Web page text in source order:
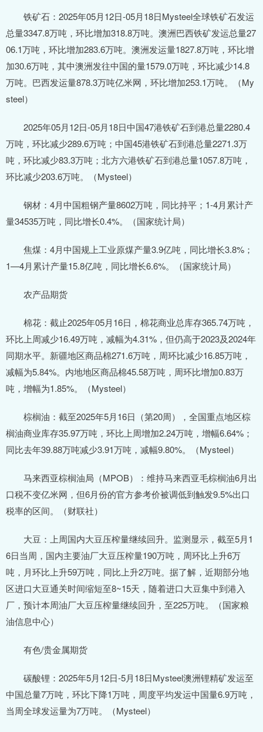
铁矿石：2025年05月12日-05月18日Mysteel全球铁矿石发运
总量3347.8万吨，环比增加318.8万吨。澳洲巴西铁矿发运总量27
06.1万吨，环比增加283.6万吨。澳洲发运量1827.8万吨，环比增
加30.6万吨，其中澳洲发往中国的量1579.0万吨，环比减少14.8
万吨。巴西发运量878.3万吨亿米网，环比增加253.1万吨。（My
steel）
2025年05月12日-05月18日中国47港铁矿石到港总量2280.4
万吨，环比减少289.6万吨；中国45港铁矿石到港总量2271.3万
吨，环比减少83.3万吨；北方六港铁矿石到港总量1057.8万吨，
环比减少203.6万吨。（Mysteel）
钢材：4月中国粗钢产量8602万吨，同比持平；1-4月累计产
量34535万吨，同比增长0.4%。（国家统计局）
焦煤：4月中国规上工业原煤产量3.9亿吨，同比增长3.8%；
1—4月累计产量15.8亿吨，同比增长6.6%。（国家统计局）
农产品期货
棉花：截止2025年05月16日，棉花商业总库存365.74万吨，
环比上周减少16.49万吨，减幅为4.31%，但仍高于2023及2024年
同期水平。新疆地区商品棉271.6万吨，周环比减少16.85万吨，
减幅为5.84%。内地地区商品棉45.58万吨，周环比增加0.83万
吨，增幅为1.85%。（Mysteel）
棕榈油：截至2025年5月16日（第20周），全国重点地区棕
榈油商业库存35.97万吨，环比上周增加2.24万吨，增幅6.64%；
同比去年39.88万吨减少3.91万吨，减幅9.80%。（Mysteel）
马来西亚棕榈油局（MPOB）：维持马来西亚毛棕榈油6月出
口税不变亿米网，但6月份的官方参考价被调低到触发9.5%出口
税率的区间。（财联社）
大豆：上周国内大豆压榨量继续回升。监测显示，截至5月1
6日当周，国内主要油厂大豆压榨量190万吨，周环比上升6万
吨，月环比上升59万吨，同比上升2万吨。据了解，近期部分地
区进口大豆通关时间缩短至8~15天，随着进口大豆集中到港入
厂，预计本周油厂大豆压榨量继续回升，至225万吨。（国家粮
油信息中心）
有色/贵金属期货
碳酸锂：2025年5月12日-5月18日Mysteel澳洲锂精矿发运至
中国总量7万吨，环比下降1万吨，周度平均发运中国量6.9万吨，
当周全球发运量为7万吨。（Mysteel）